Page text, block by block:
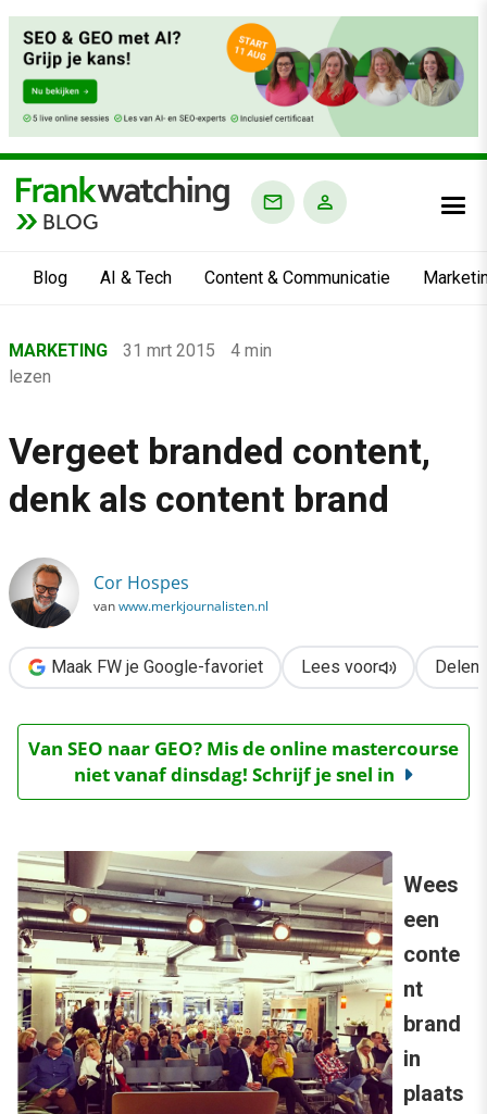
BLOG
Blog AI & Tech Content & Communicatie
›
Marketing
›
MARKETING 31 mrt 2015
4 min
lezen
Vergeet branded content,
denk als content brand
Cor Hospes
vanwww.merkjournalisten.nl
Maak FW je Google-favoriet Lees voor Delen
Van SEO naar GEO? Mis de online mastercourse
niet vanaf dinsdag! Schrijf je snel in
Wees
een
conte
nt
brand
in
plaats